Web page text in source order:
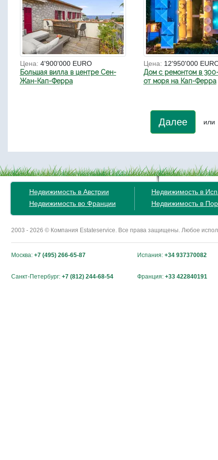
Цена: 4'900'000 EURO
Большая вилла в центре Сен-
Жан-Кап-Ферра
Цена: 12'950'000
Дом с ремонтом в
от моря на Кап-Ферра
Далее или
Недвижимость в Австрии
Недвижимость во Франции
Недвижимость в
Недвижимость в
2003 - 2026 © Компания Estateservice. Все права защищены. Любое
Москва: +7 (495) 266-65-87 Испания: +34 937370082
Санкт-Петербург: +7 (812) 244-68-54 Франция: +33 422840191